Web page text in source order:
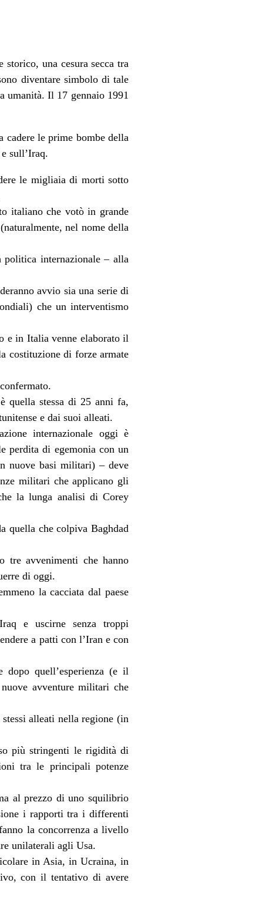
storico, una cesura secca tra
diventare simbolo di tale
umanità. Il 17 gennaio 1991
le prime bombe della
sull’Iraq.
le migliaia di morti sotto
italiano che votò in grande
nel nome della
politica internazionale – alla
avvio sia una serie di
che un interventismo
e in Italia venne elaborato il
costituzione di forze armate
quella stessa di 25 anni fa,
e dai suoi alleati.
internazionale oggi è
perdita di egemonia con un
nuove basi militari) – deve
militari che applicano gli
la lunga analisi di Corey
quella che colpiva Baghdad
tre avvenimenti che hanno
di oggi.
la cacciata dal paese
e uscirne senza troppi
a patti con l’Iran e con
dopo quell’esperienza (e il
avventure militari che
alleati nella regione (in
più stringenti le rigidità di
tra le principali potenze
al prezzo di uno squilibrio
i rapporti tra i differenti
la concorrenza a livello
unilaterali agli Usa.
in Asia, in Ucraina, in
con il tentativo di avere